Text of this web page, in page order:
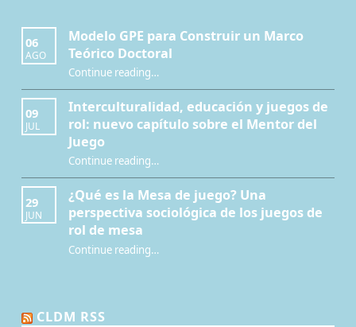
06
AGO
Modelo GPE para Construir un Marco
Teórico Doctoral
Continue reading“Modelo GPE para Construir un Marco Teórico Doctoral”
…
09
JUL
Interculturalidad, educación y juegos de
rol: nuevo capítulo sobre el Mentor del
Juego
Continue reading“Interculturalidad, educación y juegos de rol: nuevo capítulo sobre el Mentor del Juego”
…
29
JUN
¿Qué es la Mesa de juego? Una
perspectiva sociológica de los juegos de
rol de mesa
Continue reading“¿Qué es la Mesa de juego? Una perspectiva sociológica de los juegos de rol de mesa”
…
CLDM RSS